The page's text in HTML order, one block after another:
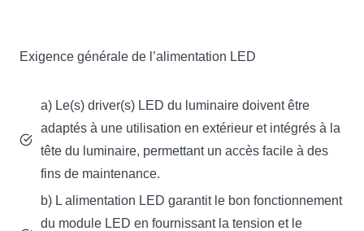
Exigence générale de l’alimentation LED
a) Le(s) driver(s) LED du luminaire doivent être
adaptés à une utilisation en extérieur et intégrés à la
tête du luminaire, permettant un accès facile à des
fins de maintenance.
b) L alimentation LED garantit le bon fonctionnement
du module LED en fournissant la tension et le